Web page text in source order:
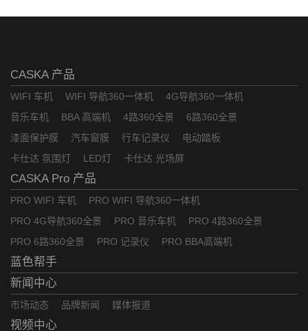
CASKA 产品
WIFI 车机 WIFI 导航360一体机
4G导航360一体机
音乐车机
BBA 高端机 4路360全景
6路360全景
漆面保护膜
汽车窗膜 行车记录仪
电动踏板
卡仕达 氛围灯
LED灯 卡仕达 光场屏
CASKA Pro 产品
PRO WIFI 车机
PRO WIFI 导航360一体机
PRO 4G导航360全景
PRO 音乐车机
PRO 4路360全景
PRO 6路360全景
PRO 记录仪 PRO BBA高端机
蓝色帮手
新闻中心
市场动态 品牌新闻 媒体报道
视频中心